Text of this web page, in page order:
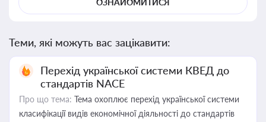
ОЗНАЙОМИТИСЯ
Теми, які можуть вас зацікавити:
Перехід української системи КВЕД до
стандартів NACE
Про що тема: Тема охоплює перехід української системи
класифікації видів економічної діяльності до стандартів